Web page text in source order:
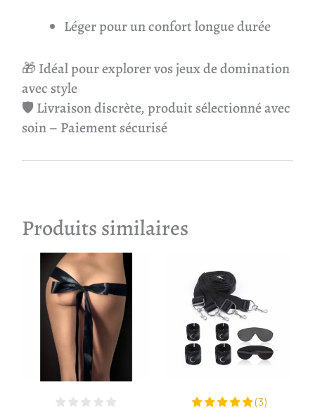
Léger pour un confort longue durée
🎁 Idéal pour explorer vos jeux de domination
avec style
🛡 Livraison discrète, produit sélectionné avec
soin – Paiement sécurisé
Produits similaires
(3)